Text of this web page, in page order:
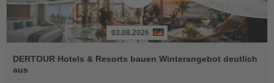
Sie
die
03.08.2026
DERTOUR Hotels & Resorts bauen Winterangebot deutlich
aus